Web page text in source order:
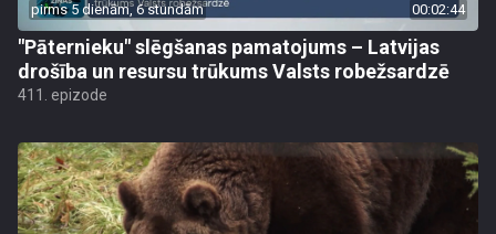
pirms 5 dienām, 6 stundām 00:02:44
"Pāternieku" slēgšanas pamatojums – Latvijas
drošība un resursu trūkums Valsts robežsardzē
411. epizode